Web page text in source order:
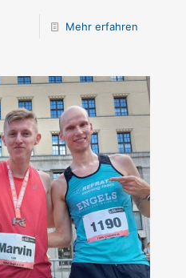
Mehr erfahren